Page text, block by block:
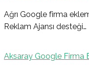
Ağrı Google firma
Reklam Ajansı desteği…
Aksaray Google Firma